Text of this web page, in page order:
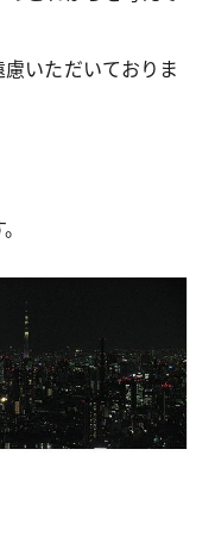
いただいておりま